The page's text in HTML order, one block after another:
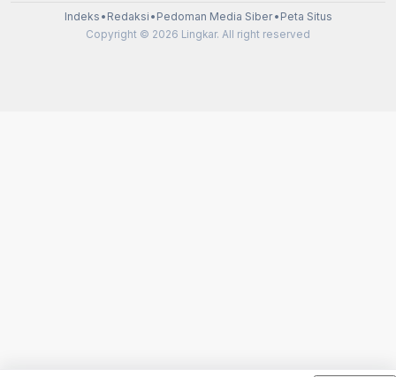
Indeks • Redaksi • Pedoman Media Siber• Peta Situs
Copyright © 2026 Lingkar. All right reserved